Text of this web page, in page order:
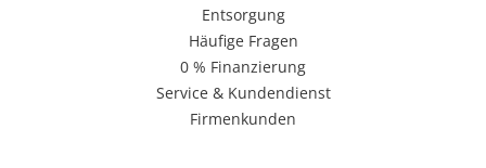
Entsorgung
Häufige Fragen
0 % Finanzierung
Service & Kundendienst
Firmenkunden